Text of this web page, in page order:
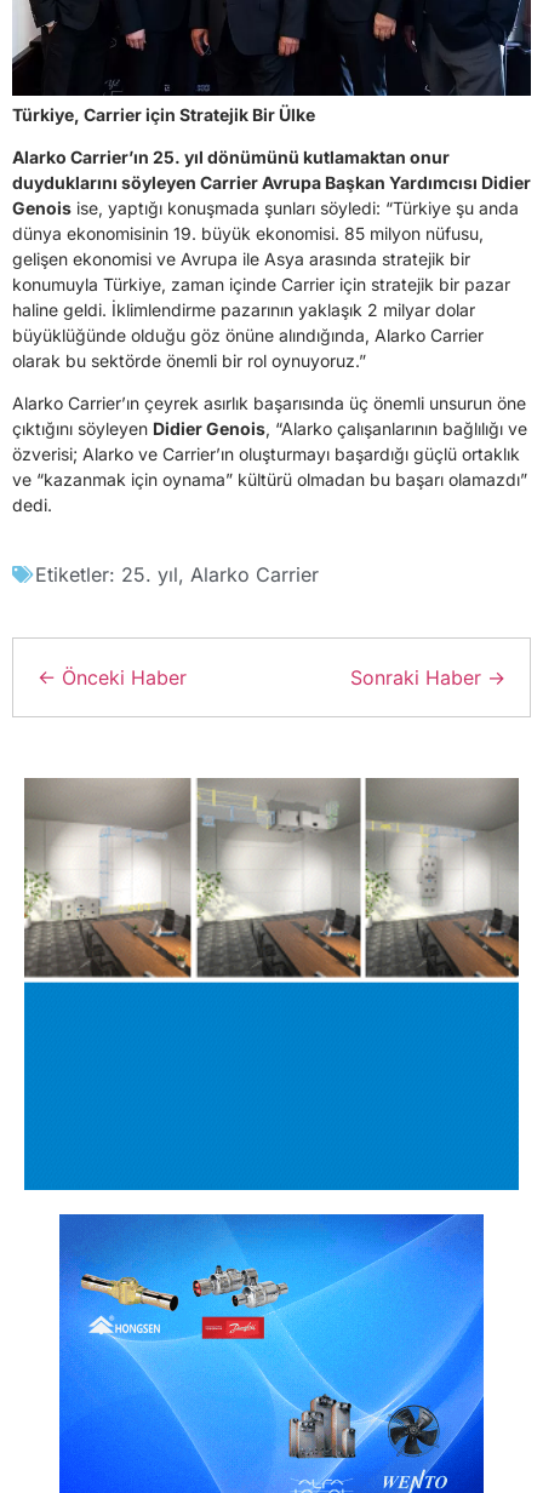
Türkiye, Carrier için Stratejik Bir Ülke
Alarko Carrier’ın 25. yıl dönümünü kutlamaktan onur
duyduklarını söyleyen Carrier Avrupa Başkan Yardımcısı Didier
Genois ise, yaptığı konuşmada şunları söyledi: “Türkiye şu anda
dünya ekonomisinin 19. büyük ekonomisi. 85 milyon nüfusu,
gelişen ekonomisi ve Avrupa ile Asya arasında stratejik bir
konumuyla Türkiye, zaman içinde Carrier için stratejik bir pazar
haline geldi. İklimlendirme pazarının yaklaşık 2 milyar dolar
büyüklüğünde olduğu göz önüne alındığında, Alarko Carrier
olarak bu sektörde önemli bir rol oynuyoruz.”
Alarko Carrier’ın çeyrek asırlık başarısında üç önemli unsurun öne
çıktığını söyleyen Didier Genois, “Alarko çalışanlarının bağlılığı ve
özverisi; Alarko ve Carrier’ın oluşturmayı başardığı güçlü ortaklık
ve “kazanmak için oynama” kültürü olmadan bu başarı olamazdı”
dedi.
Etiketler: 25. yıl, Alarko Carrier
← Önceki Haber Sonraki Haber →